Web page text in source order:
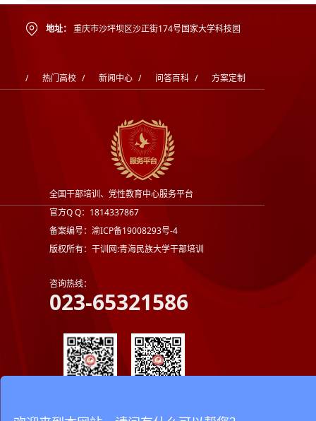
地址： 重庆市沙坪坝区沙正街174号国家大学科技园
/ 热门高校 / 新闻中心 / 问答百科 / 方案定制
全国干部培训、党性教育中心服务平台
官方Q Q：1814337867
备案编号：渝ICP备19008293号-4
版权所有：干训网:青海民族大学干部培训
咨询热线：
023-65321586